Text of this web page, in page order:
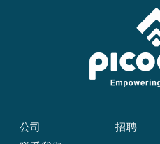
公司 招聘